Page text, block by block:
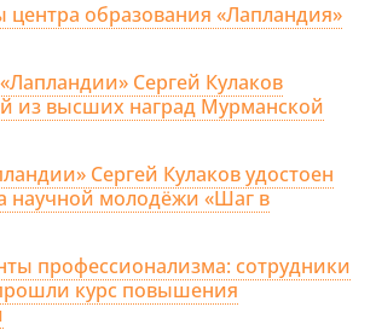
центра образования «Лапландия»
Сергей Кулаков
из высших наград Мурманской
Сергей Кулаков удостоен
научной молодёжи «Шаг в
профессионализма: сотрудники
курс повышения